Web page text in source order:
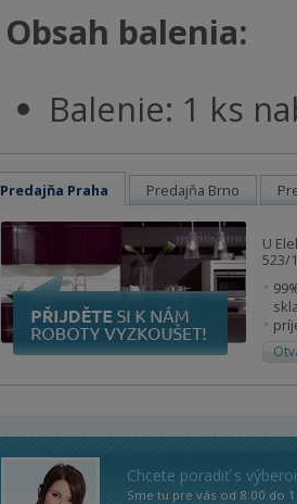
Obsah balenia:
Balenie: 1 ks
Predajňa Praha Predajňa Brno
U
523/
Chcete poradiť s
Sme tu pre vás od 8:00 do